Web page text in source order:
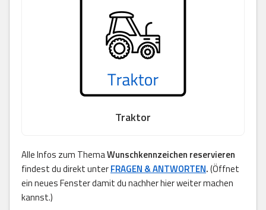
Traktor
Alle Infos zum ThemaWunschkennzeichen reservieren
findest du direkt unterFRAGEN & ANTWORTEN.(Öffnet
ein neues Fenster damit du nachher hier weiter machen
kannst.)